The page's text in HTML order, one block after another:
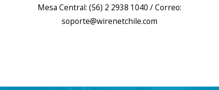
Mesa Central: (56) 2 2938 1040 / Correo:
soporte@wirenetchile.com